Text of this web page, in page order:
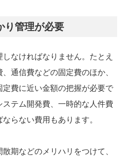
り管理が必要
なければなりません。たとえ
通信費などの固定費のほか、
費に近い金額の把握が必要で
テム開発費、一時的な人件費
らない費用もあります。
期などのメリハリをつけて、